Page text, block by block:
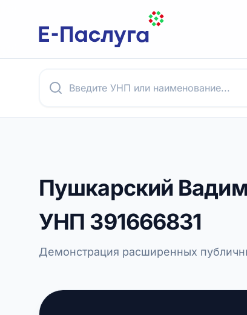
Пушкарский
УНП 391666831
Демонстрация расширенных